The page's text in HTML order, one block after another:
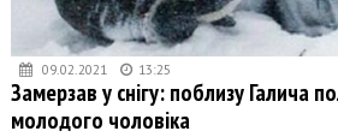
09.02.2021 13:25
Замерзав у снігу: поблизу Галича
молодого чоловіка